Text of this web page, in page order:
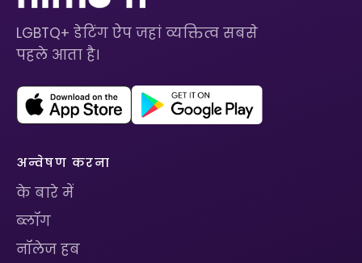
LGBTQ+ डेटिंग ऐप जहां व्यक्तित्व सबसे
पहले आता है।
अन्वेषण करना
के बारे में
ब्लॉग
नॉलेज हब